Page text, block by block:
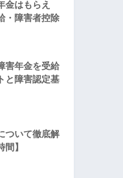
金はもらえ
・障害者控除
害年金を受給
と障害認定基
ついて徹底解
】